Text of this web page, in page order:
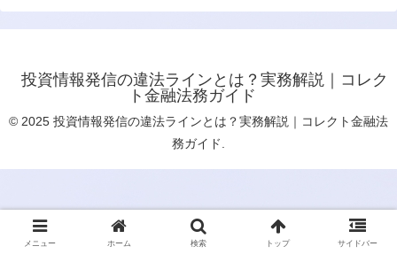
投資情報発信の違法ラインとは？実務解説｜コレク
ト金融法務ガイド
© 2025 投資情報発信の違法ラインとは？実務解説｜コレクト金融法
務ガイド.
メニュー ホーム 検索 トップ サイドバー